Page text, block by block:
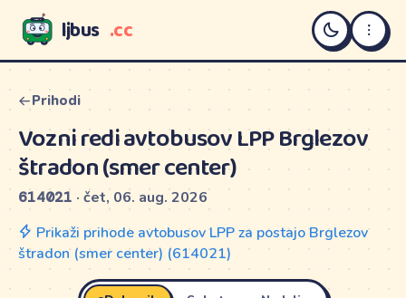
LJBUS ljbus .cc
Prihodi
Vozni redi avtobusov LPP Brglezov
štradon (smer center)
614021 · čet, 06. aug. 2026
Prikaži prihode avtobusov LPP za postajo Brglezov
štradon (smer center) (614021)